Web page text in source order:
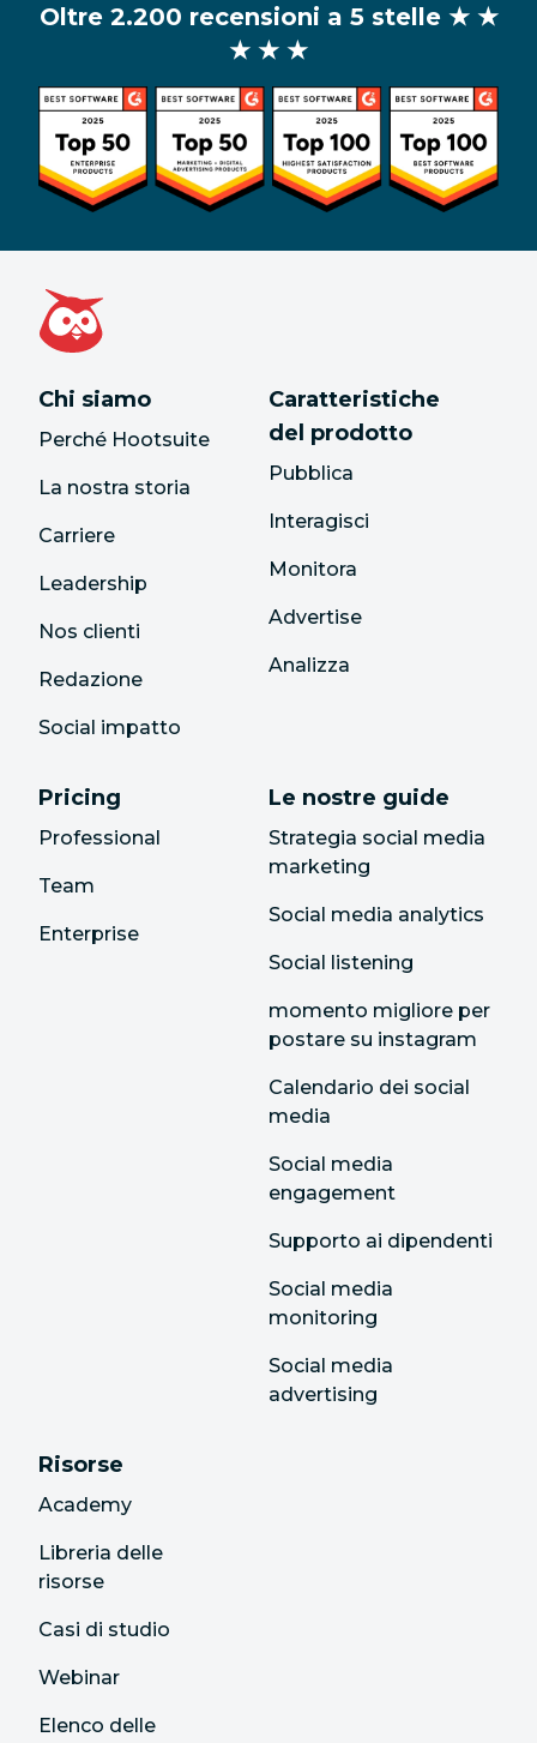
Oltre 2.200 recensioni a 5 stelle ★ ★
★ ★ ★
Chi siamo
Perché Hootsuite
La nostra storia
Carriere
Leadership
Nos clienti
Redazione
Social impatto
Caratteristiche
del prodotto
Pubblica
Interagisci
Monitora
Advertise
Analizza
Pricing
Professional
Team
Enterprise
Le nostre guide
Strategia social media
marketing
Social media analytics
Social listening
momento migliore per
postare su instagram
Calendario dei social
media
Social media
engagement
Supporto ai dipendenti
Social media
monitoring
Social media
advertising
Risorse
Academy
Libreria delle
risorse
Casi di studio
Webinar
Elenco delle